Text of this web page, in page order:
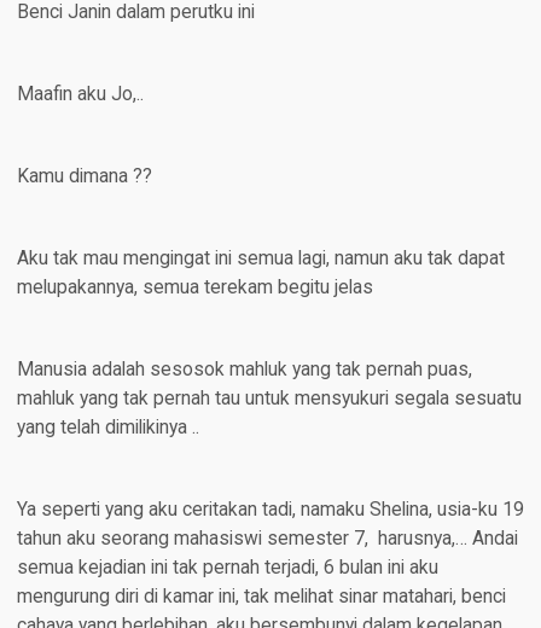
Benci Janin dalam perutku ini
Maafin aku Jo,..
Kamu dimana ??
Aku tak mau mengingat ini semua lagi, namun aku tak dapat
melupakannya, semua terekam begitu jelas
Manusia adalah sesosok mahluk yang tak pernah puas,
mahluk yang tak pernah tau untuk mensyukuri segala sesuatu
yang telah dimilikinya ..
Ya seperti yang aku ceritakan tadi, namaku Shelina, usia-ku 19
tahun aku seorang mahasiswi semester 7, harusnya,… Andai
semua kejadian ini tak pernah terjadi, 6 bulan ini aku
mengurung diri di kamar ini, tak melihat sinar matahari, benci